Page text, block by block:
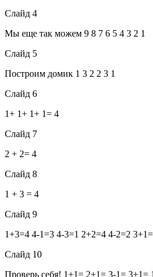
Слайд 4
Мы еще так можем 9 8 7 6 5 4 3 2 1
Слайд 5
Построим домик 1 3 2 2 3 1
Слайд 6
1+ 1+ 1+ 1= 4
Слайд 7
2 + 2= 4
Слайд 8
1 + 3 = 4
Слайд 9
1+3=4 4-1=3 4-3=1 2+2=4 4-2=2
Слайд 10
Проверь себя! 1+1= 2+1= 3-1=